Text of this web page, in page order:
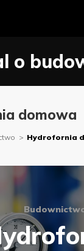
o
domowa
> Hydrofornia